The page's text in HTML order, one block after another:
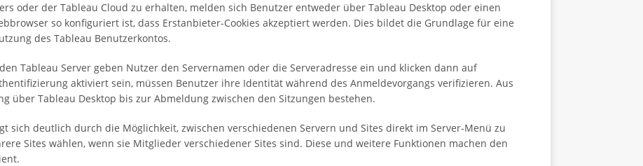
oder der Tableau Cloud zu erhalten, melden sich Benutzer entweder über Tableau Desktop oder einen
so konfiguriert ist, dass Erstanbieter-Cookies akzeptiert werden. Dies bildet die Grundlage für eine
des Tableau Benutzerkontos.
Tableau Server geben Nutzer den Servernamen oder die Serveradresse ein und klicken dann auf
aktiviert sein, müssen Benutzer ihre Identität während des Anmeldevorgangs verifizieren. Aus
über Tableau Desktop bis zur Abmeldung zwischen den Sitzungen bestehen.
sich deutlich durch die Möglichkeit, zwischen verschiedenen Servern und Sites direkt im Server-Menü zu
Sites wählen, wenn sie Mitglieder verschiedener Sites sind. Diese und weitere Funktionen machen den